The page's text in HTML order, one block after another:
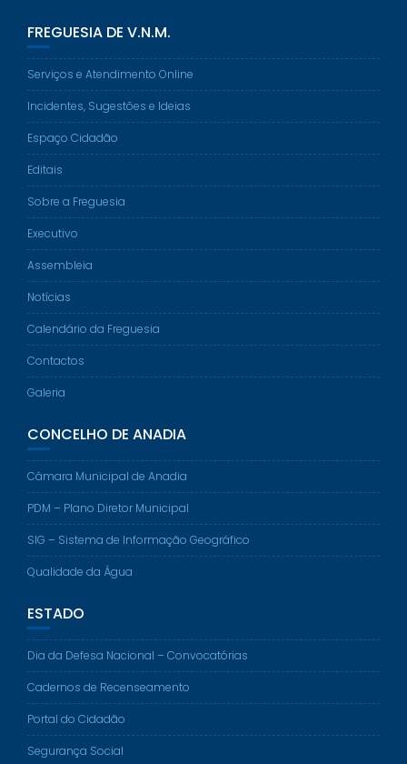
FREGUESIA DE V.N.M.
Serviços e Atendimento Online
Incidentes, Sugestões e Ideias
Espaço Cidadão
Editais
Sobre a Freguesia
Executivo
Assembleia
Notícias
Calendário da Freguesia
Contactos
Galeria
CONCELHO DE ANADIA
Câmara Municipal de Anadia
PDM – Plano Diretor Municipal
SIG – Sistema de Informação Geográfico
Qualidade da Água
ESTADO
Dia da Defesa Nacional – Convocatórias
Cadernos de Recenseamento
Portal do Cidadão
Segurança Social